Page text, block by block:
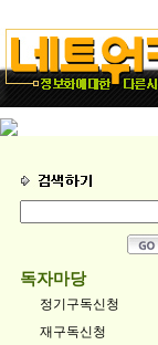
독자마당
정기구독신청
재구독신청